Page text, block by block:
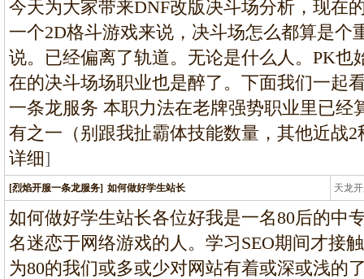
今天为大家带来DNF改版决斗场分析，现在
一个2D格斗游戏来说，决斗场怎么都算是个
说。已经偏离了轨道。无论是什么人。PK也
在的决斗场场职业也是醉了。下面我们一起
一条龙服务 本职力法在老牌强势职业里已经
有之一（别跟我扯霸体技能数量，其他近战
详细]
[烈焰开服一条龙服务] 如何做好学生站长 天龙
龙
如何做好学生站长各位好我是一名80后的中
名迷恋于网络游戏的人。学习SEO期间才接
为80的我们或多或少对网站有着或深或浅的